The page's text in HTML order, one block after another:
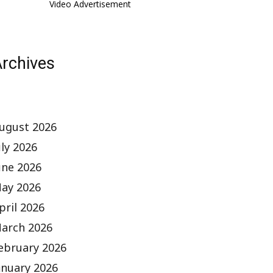
Video Advertisement
2026
2026
2026
2026
2026
2026
2026